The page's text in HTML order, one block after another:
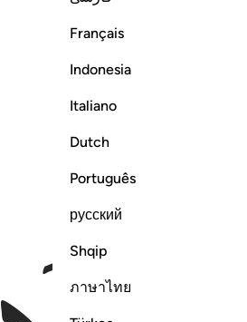
Français
Indonesia
Italiano
Dutch
Português
русский
Shqip
ภาษาไทย
مِّنْ عِبَادِهِ ٱلْمُؤْمِنِينَ ١٥
ﱐ